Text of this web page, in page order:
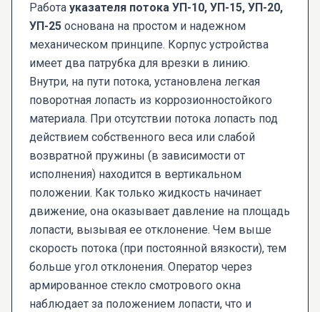
Работа указателя потока УП-10, УП-15, УП-20,
УП-25 основана на простом и надежном
механическом принципе. Корпус устройства
имеет два патрубка для врезки в линию.
Внутри, на пути потока, установлена легкая
поворотная лопасть из коррозионностойкого
материала. При отсутствии потока лопасть под
действием собственного веса или слабой
возвратной пружины (в зависимости от
исполнения) находится в вертикальном
положении. Как только жидкость начинает
движение, она оказывает давление на площадь
лопасти, вызывая ее отклонение. Чем выше
скорость потока (при постоянной вязкости), тем
больше угол отклонения. Оператор через
армированное стекло смотрового окна
наблюдает за положением лопасти, что и